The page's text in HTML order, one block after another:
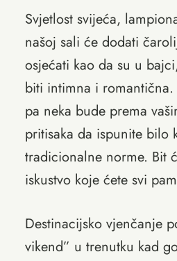
Svjetlost svijeća,
našoj sali će dodati
osjećati kao da su u
biti intimna i
pa neka bude prema
pritisaka da ispunite bilo
tradicionalne norme. Bit
iskustvo koje ćete svi
Destinacijsko vjenčanje
vikend” u trenutku kad